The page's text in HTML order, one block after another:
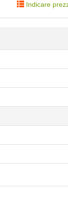
Indicare